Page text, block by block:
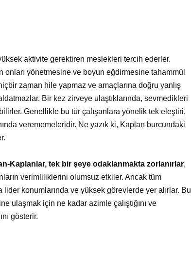
aktivite gerektiren meslekleri tercih ederler.
yönetmesine ve boyun eğdirmesine tahammül
zaman hile yapmaz ve amaçlarına doğru yanlış
Bir kez zirveye ulaştıklarında, sevmedikleri
Genellikle bu tür çalışanlara yönelik tek eleştiri,
verememeleridir. Ne yazık ki, Kaplan burcundaki
Kaplanlar, tek bir şeye odaklanmakta zorlanırlar,
verimliliklerini olumsuz etkiler. Ancak tüm
konumlarında ve yüksek görevlerde yer alırlar. Bu
ulaşmak için ne kadar azimle çalıştığını ve
gösterir.